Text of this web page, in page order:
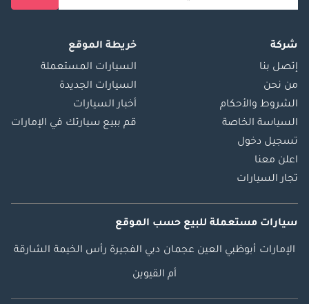
شركة
إتصل بنا
من نحن
الشروط والأحكام
السياسة الخاصة
تسجيل دخول
اعلن معنا
تجار السيارات
خريطة الموقع
السيارات المستعملة
السيارات الجديدة
أخبار السيارات
قم ببيع سيارتك في الإمارات
سيارات مستعملة للبيع حسب الموقع
الإمارات أبوظبي العين عجمان دبي الفجيرة رأس الخيمة الشارقة
أم القيوين